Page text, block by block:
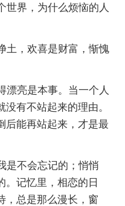
界，为什么烦恼的人
，欢喜是财富，惭愧
亮是本事。当一个人
有不站起来的理由。
后能再站起来，才是最
不会忘记的；悄悄
。记忆里，相恋的日
，总是那么漫长，窗